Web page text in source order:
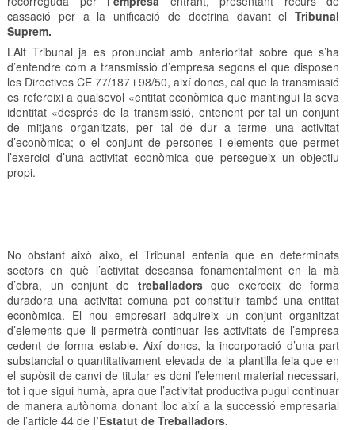
cassació per a la unificació de doctrina davant elTribunal
Suprem.
L’Alt Tribunal ja es pronunciat amb anterioritat sobre que s’ha
d’entendre com a transmissió d’empresa segons el que disposen
les Directives CE 77/187 i 98/50, així doncs, cal que la transmissió
es refereixi a qualsevol «entitat econòmica que mantingui la seva
identitat «després de la transmissió, entenent per tal un conjunt
de mitjans organitzats, per tal de dur a terme una activitat
d’econòmica; o el conjunt de persones i elements que permet
l’exercici d’una activitat econòmica que persegueix un objectiu
propi.
No obstant això això, el Tribunal entenia que en determinats
sectors en què l’activitat descansa fonamentalment en la mà
d’obra, un conjunt de treballadorsque exerceix de forma
duradora una activitat comuna pot constituir també una entitat
econòmica. El nou empresari adquireix un conjunt organitzat
d’elements que li permetrà continuar les activitats de l’empresa
cedent de forma estable. Així doncs, la incorporació d’una part
substancial o quantitativament elevada de la plantilla feia que en
el supòsit de canvi de titular es doni l’element material necessari,
tot i que sigui humà, apra que l’activitat productiva pugui continuar
de manera autònoma donant lloc així a la successió empresarial
de l’article 44 de l’Estatut de Treballadors.